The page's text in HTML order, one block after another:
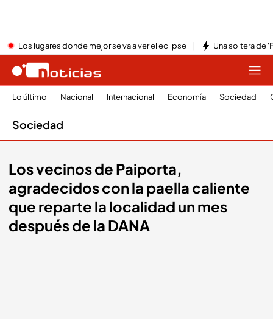
Los lugares donde mejor se va a ver el eclipse Una soltera de
Lo último Nacional Internacional Economía Sociedad
Sociedad
Los vecinos de Paiporta,
agradecidos con la paella caliente
que reparte la localidad un mes
después de la DANA